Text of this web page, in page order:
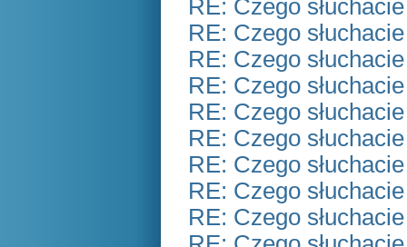
RE: Czego
RE: Czego
RE: Czego
RE: Czego
RE: Czego
RE: Czego
RE: Czego
RE: Czego
RE: Czego